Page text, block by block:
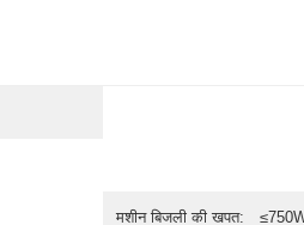
मशीन बिजली की खपत: